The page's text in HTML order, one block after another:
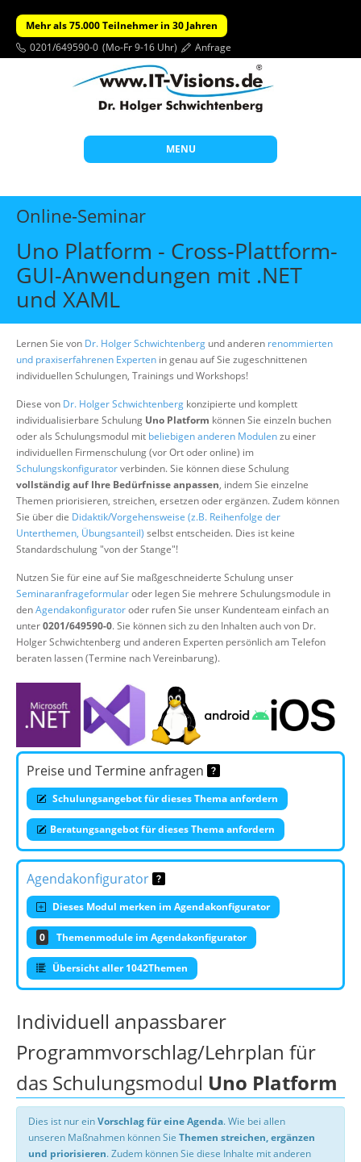
Mehr als 75.000 Teilnehmer in 30 Jahren
0201/649590-0 (Mo-Fr 9-16 Uhr) Anfrage
MENU
Start
Themen
Beratung
Individuelle Schulungen
Wissen
Über uns
Suche
Online-Seminar
Uno Platform - Cross-Plattform-
GUI-Anwendungen mit .NET
und XAML
Lernen Sie von Dr. Holger Schwichtenberg und anderen renommierten
und praxiserfahrenen Experten in genau auf Sie zugeschnittenen
individuellen Schulungen, Trainings und Workshops!
Diese von Dr. Holger Schwichtenberg konzipierte und komplett
individualisierbare Schulung Uno Platform können Sie einzeln buchen
oder als Schulungsmodul mit beliebigen anderen Modulenzu einer
individuellen Firmenschulung (vor Ort oder online) im
Schulungskonfiguratorverbinden. Sie können diese Schulung
vollständig auf Ihre Bedürfnisse anpassen, indem Sie einzelne
Themen priorisieren, streichen, ersetzen oder ergänzen. Zudem können
Sie über die Didaktik/Vorgehensweise (z.B. Reihenfolge der
Unterthemen, Übungsanteil) selbst entscheiden. Dies ist keine
Standardschulung "von der Stange"!
Nutzen Sie für eine auf Sie maßgeschneiderte Schulung unser
Seminaranfrageformularoder legen Sie mehrere Schulungsmodule in
denAgendakonfiguratoroder rufen Sie unser Kundenteam einfach an
unter0201/649590-0. Sie können sich zu den Inhalten auch von Dr.
Holger Schwichtenberg und anderen Experten persönlich am Telefon
beraten lassen (Termine nach Vereinbarung).
Preise und Termine anfragen
Schulungsangebot für dieses Thema anfordern
Beratungsangebot für dieses Thema anfordern
Agendakonfigurator
Dieses Modul merken im Agendakonfigurator
0 Themenmodule im Agendakonfigurator
Übersicht aller 1042Themen
Individuell anpassbarer
Programmvorschlag/Lehrplan für
das Schulungsmodul Uno Platform
Dies ist nur einVorschlag für eine Agenda. Wie bei allen
unseren Maßnahmen können Sie Themen streichen, ergänzen
und priorisieren. Zudem können Sie diese Inhalte mit anderen